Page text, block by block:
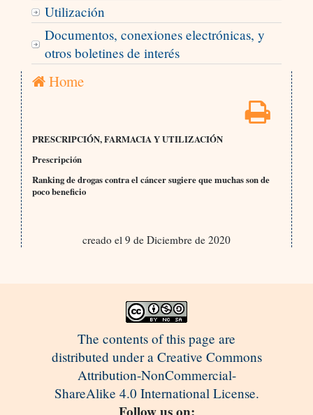
Utilización
Documentos, conexiones electrónicas, y
otros boletines de interés
Home
PRESCRIPCIÓN, FARMACIA Y UTILIZACIÓN
Prescripción
Ranking de drogas contra el cáncer sugiere que muchas son de
poco beneficio
creado el 9 de Diciembre de 2020
The contents of this page are
distributed under a Creative Commons
Attribution-NonCommercial-
ShareAlike 4.0 International License.